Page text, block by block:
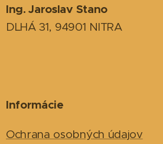
Ing. Jaroslav Stano
DLHÁ 31, 94901 NITRA
Informácie
Ochrana osobných údajov